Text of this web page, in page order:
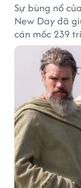
Sự bùng nổ
New Day đã
cán mốc 239
ngoái.